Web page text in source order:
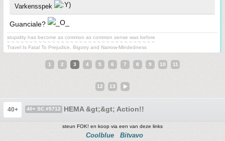
Varkensspek
Guanciale?
stupidity has become as common as common sense was before
~ ~ ~ ~ ~ ~ ~ ~ ~ ~ ~ ~ ~ ~ ~ ~ ~ ~ ~ ~ ~ ~ ~ ~ ~ ~ ~ ~ ~ ~ ~ ~ ~
Travel Is Fatal To Prejudice, Bigotry and Narrow-Mindedness
1 2 3 4 5 6 7 8 9 10 11
12 13
40+ 40+ SC #5712 HEMA &gt;&gt; Action!!
steun FOK! en koop via een van deze links
Coolblue Bitvavo